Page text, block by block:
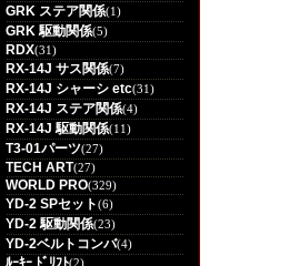
GRK ステア関係(1)
GRK 駆動関係(5)
RDX(31)
RX-14J サス関係(7)
RX-14J シャーシ etc(31)
RX-14J ステア関係(4)
RX-14J 駆動関係(11)
T3-01パーツ(27)
TECH ART(27)
WORLD PRO(329)
YD-2 SPセット(6)
YD-2 駆動関係(23)
YD-2ベルトコンバ(4)
ﾙｰｷｰ ﾄﾞﾘﾌﾄ(2)